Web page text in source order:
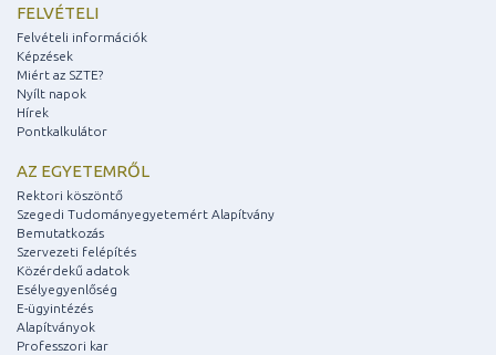
FELVÉTELI
Felvételi információk
Képzések
Miért az SZTE?
Nyílt napok
Hírek
Pontkalkulátor
AZ EGYETEMRŐL
Rektori köszöntő
Szegedi Tudományegyetemért Alapítvány
Bemutatkozás
Szervezeti felépítés
Közérdekű adatok
Esélyegyenlőség
E-ügyintézés
Alapítványok
Professzori kar